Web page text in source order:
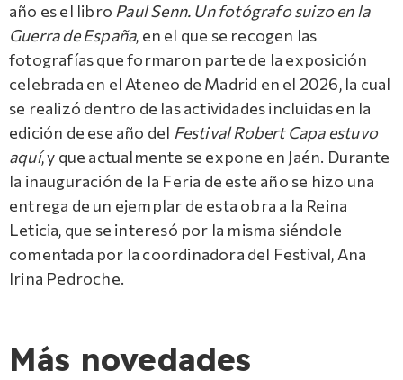
año es el libro Paul Senn. Un fotógrafo suizo en la
Guerra de España, en el que se recogen las
fotografías que formaron parte de la exposición
celebrada en el Ateneo de Madrid en el 2026, la cual
se realizó dentro de las actividades incluidas en la
edición de ese año del Festival Robert Capa estuvo
aquí, y que actualmente se expone en Jaén. Durante
la inauguración de la Feria de este año se hizo una
entrega de un ejemplar de esta obra a la Reina
Leticia, que se interesó por la misma siéndole
comentada por la coordinadora del Festival, Ana
Irina Pedroche.
Más novedades